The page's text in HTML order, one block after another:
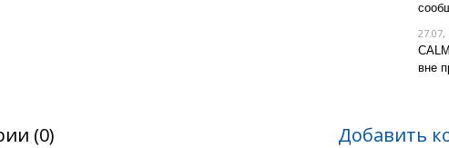
27.07,
вне
(0) Добавить